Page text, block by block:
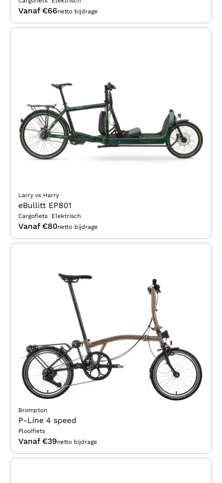
Vanaf €66netto bijdrage
Larry vs Harry
eBullitt EP801
Cargofiets Elektrisch
Vanaf €80netto bijdrage
Brompton
P-Line 4 speed
Plooifiets
Vanaf €39netto bijdrage